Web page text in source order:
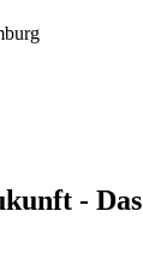
- Das